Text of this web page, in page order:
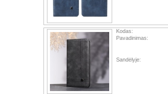
Kodas:
Pavadinimas:
Sandėlyje: